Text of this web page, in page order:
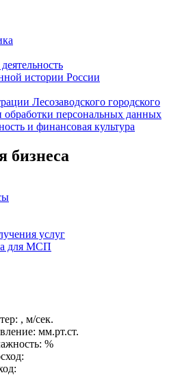
истории России
Лесозаводского городского
обработки персональных данных
и финансовая культура
бизнеса
услуг
для МСП
, м/сек.
мм.рт.ст.
%